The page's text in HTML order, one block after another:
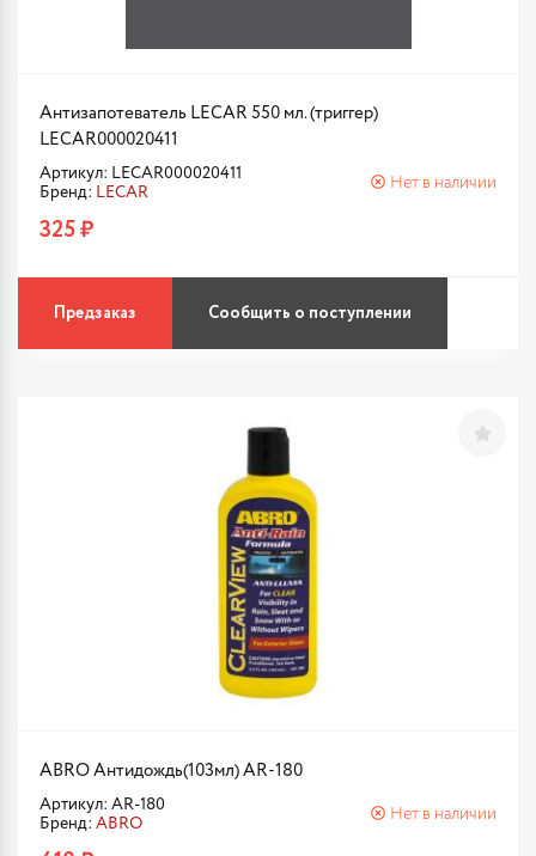
Антизапотеватель LECAR 550 мл. (триггер)
LECAR000020411
Артикул: LECAR000020411
Бренд: LECAR
Нет в наличии
325 ₽
Предзаказ Сообщить о поступлении
ABRO Антидождь(103мл) AR-180
Артикул: AR-180
Бренд: ABRO
Нет в наличии